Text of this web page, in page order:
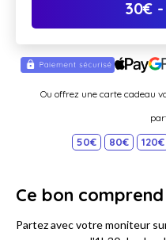
30€-
Ou offrez une carte cadeau
50€ 80€ 120€
Ce bon comprend
Partez avec votre moniteur